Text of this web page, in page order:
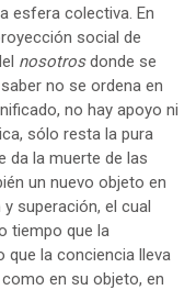
esfera colectiva. En
social de
nosotrosdonde se
no se ordena en
no hay apoyo ni
sólo resta la pura
da la muerte de las
un nuevo objeto en
superación, el cual
tiempo que la
que la conciencia lleva
en su objeto, en